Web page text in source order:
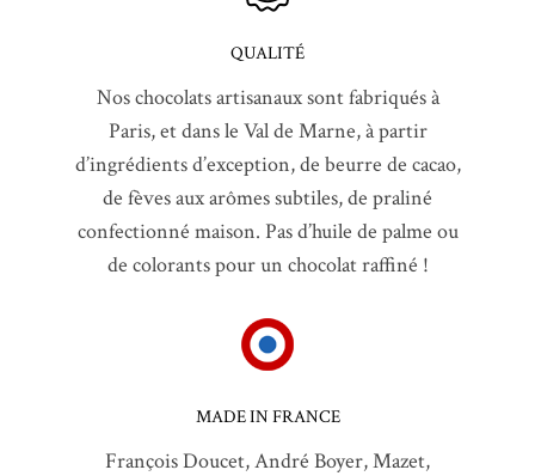
QUALITÉ
Nos chocolats artisanaux sont fabriqués à
Paris, et dans le Val de Marne, à partir
d’ingrédients d’exception, de beurre de cacao,
de fèves aux arômes subtiles, de praliné
confectionné maison. Pas d’huile de palme ou
de colorants pour un chocolat raffiné !
MADE IN FRANCE
François Doucet, André Boyer, Mazet,